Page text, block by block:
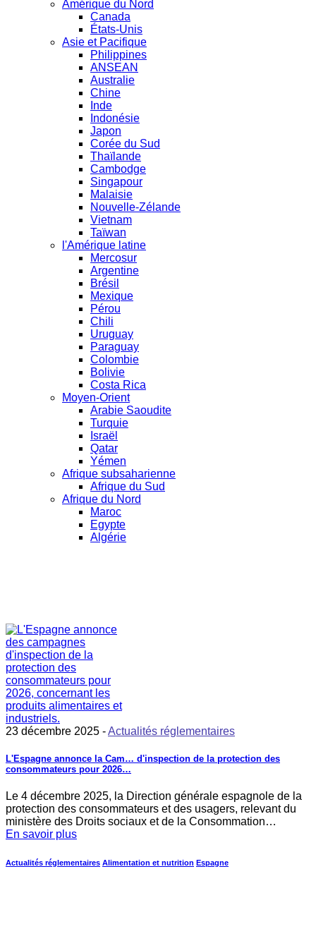
Amérique du Nord
Canada
États-Unis
Asie et Pacifique
Philippines
ANSEAN
Australie
Chine
Inde
Indonésie
Japon
Corée du Sud
Thaïlande
Cambodge
Singapour
Malaisie
Nouvelle-Zélande
Vietnam
Taïwan
l'Amérique latine
Mercosur
Argentine
Brésil
Mexique
Pérou
Chili
Uruguay
Paraguay
Colombie
Bolivie
Costa Rica
Moyen-Orient
Arabie Saoudite
Turquie
Israël
Qatar
Yémen
Afrique subsaharienne
Afrique du Sud
Afrique du Nord
Maroc
Egypte
Algérie
23 décembre 2025 -Actualités réglementaires
L'Espagne annonce la Cam… d'inspection de la protection des
consommateurs pour 2026…
Le 4 décembre 2025, la Direction générale espagnole de la
protection des consommateurs et des usagers, relevant du
ministère des Droits sociaux et de la Consommation…
En savoir plus
Actualités réglementaires Alimentation et nutrition Espagne